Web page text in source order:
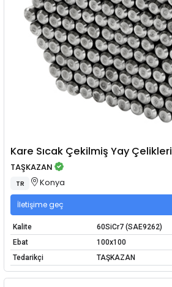
Kare Sıcak Çekilmiş Yay Çelikleri
TAŞKAZAN
TR Konya
İletişime geç
Kalite
60SiCr7 (SAE9262)
Ebat
100x100
Tedarikçi
TAŞKAZAN